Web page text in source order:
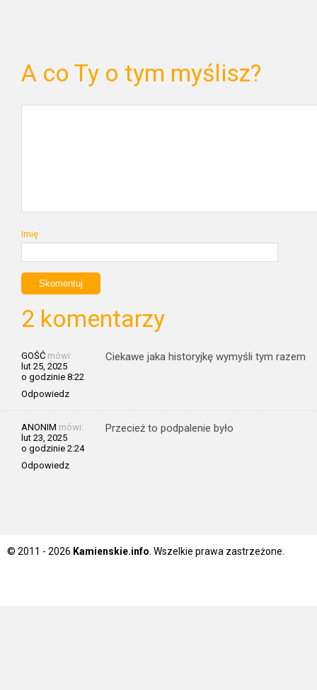
A co Ty o tym myślisz?
Imię
2 komentarzy
GOŚĆ mówi:
lut 25, 2025
o godzinie 8:22
Odpowiedz
Ciekawe jaka historyjkę wymyśli tym razem
ANONIM mówi:
lut 23, 2025
o godzinie 2:24
Odpowiedz
Przecież to podpalenie było
© 2011 - 2026 Kamienskie.info . Wszelkie prawa zastrzeżone.